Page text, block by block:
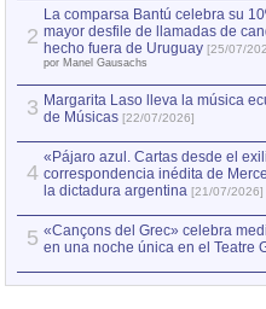
2
La comparsa Bantú celebra su
mayor desfile de llamadas de
hecho fuera de Uruguay [25/07/
por Manel Gausachs
3 Margarita Laso lleva la música
de Músicas [22/07/2026]
4
«Pájaro azul. Cartas desde el
correspondencia inédita de
la dictadura argentina [21/07/2026]
5 «Cançons del Grec» celebra
en una noche única en el Teatre